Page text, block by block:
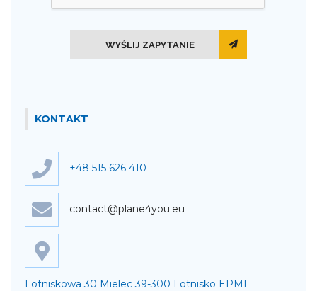
WYŚLIJ ZAPYTANIE
KONTAKT
+48 515 626 410
contact@plane4you.eu
Lotniskowa 30 Mielec 39-300 Lotnisko EPML